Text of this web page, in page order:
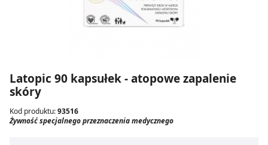
Latopic 90 kapsułek - atopowe zapalenie
skóry
Kod produktu:93516
Żywność specjalnego przeznaczenia medycznego